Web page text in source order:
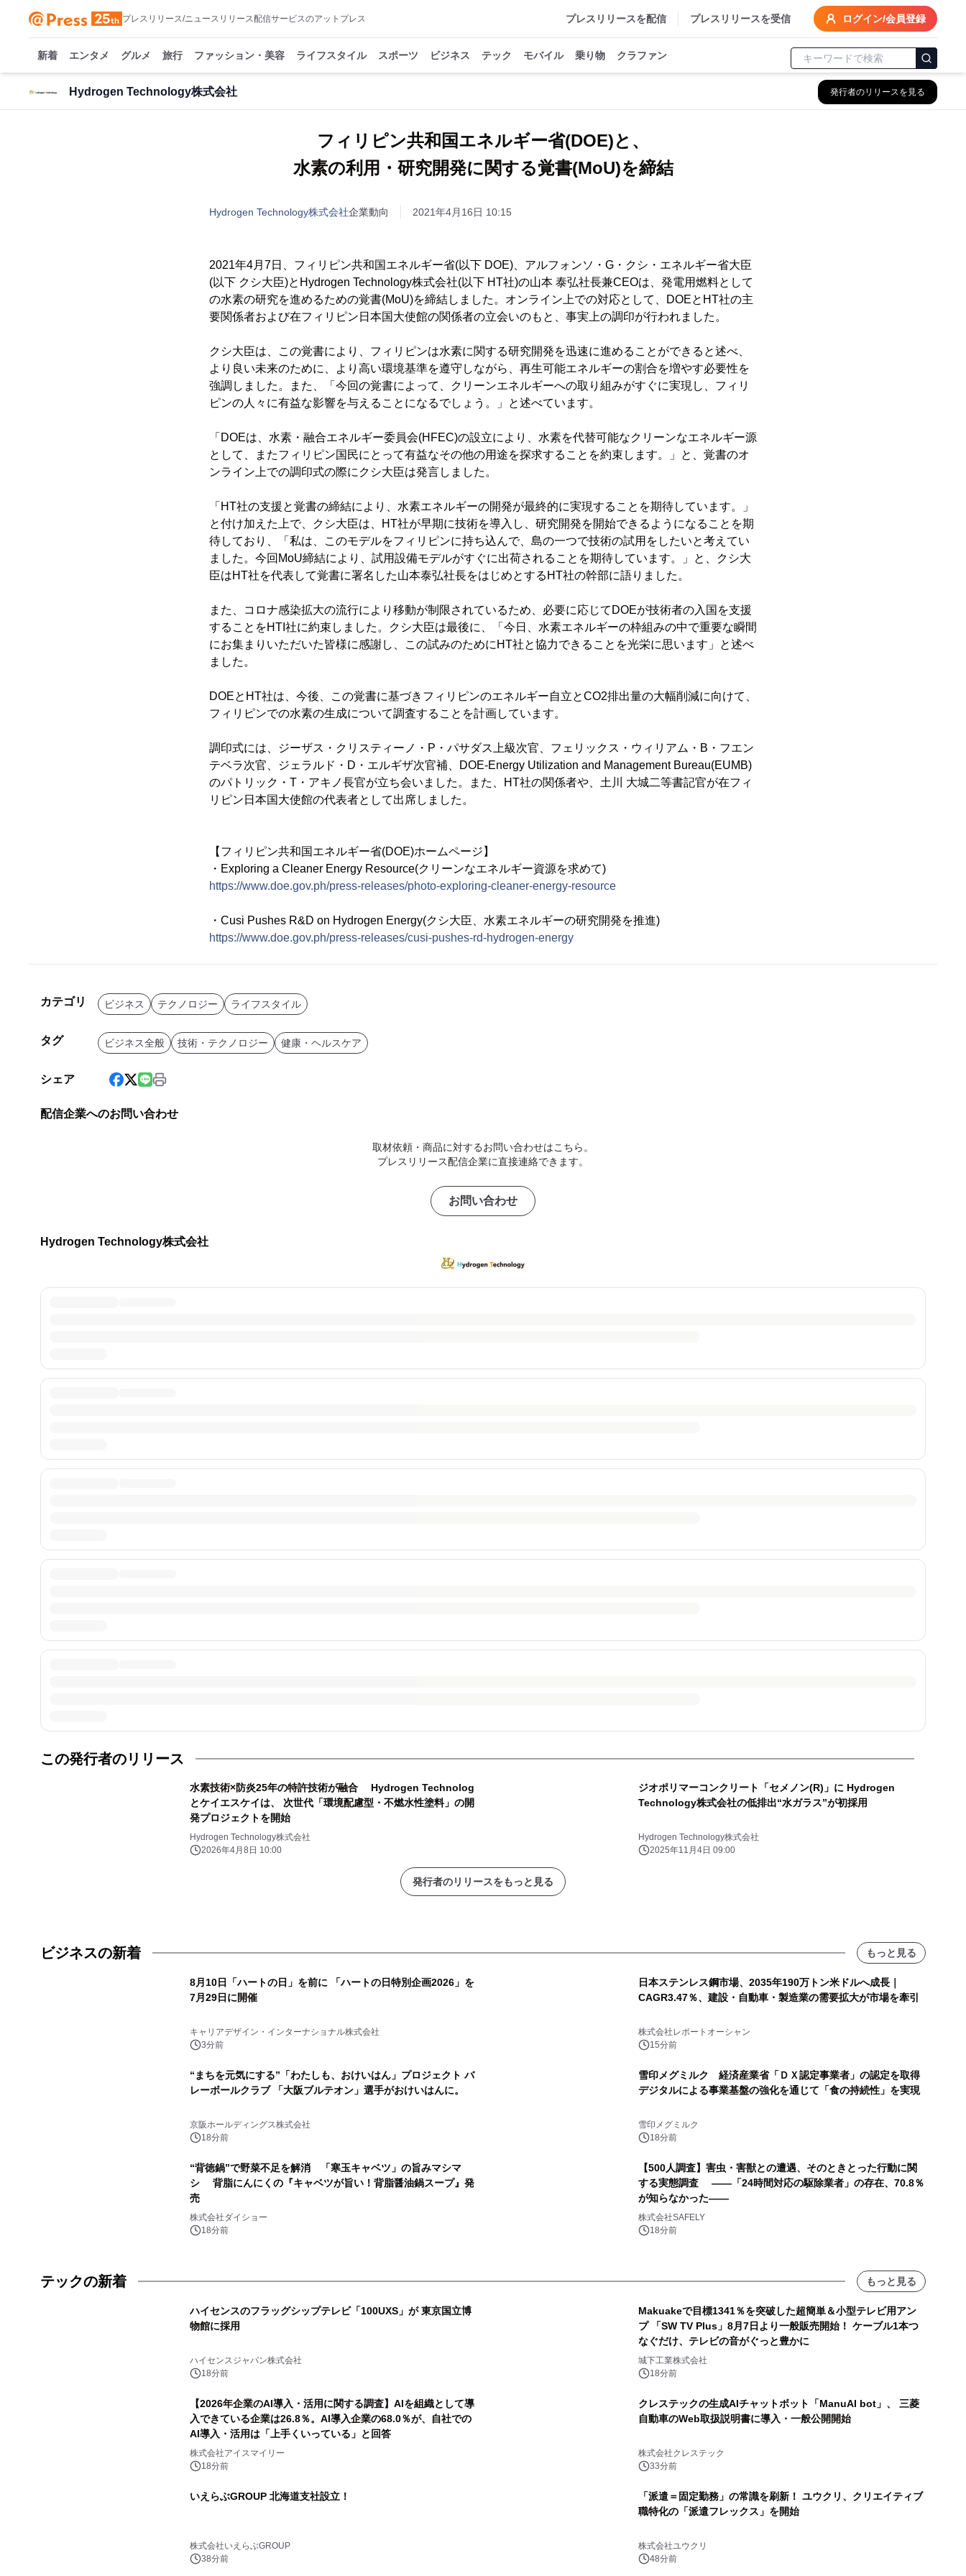
プレスリリース/ニュースリリース配信サービスのアットプレス プレスリリースを配信 プレスリリースを受信 ログイン/会員登録
新着 エンタメ グルメ 旅行 ファッション・美容 ライフスタイル スポーツ ビジネス テック モバイル 乗り物 クラファン
Hydrogen Technology株式会社 発行者のリリースを見る
フィリピン共和国エネルギー省(DOE)と、
水素の利用・研究開発に関する覚書(MoU)を締結
Hydrogen Technology株式会社企業動向 2021年4月16日 10:15
2021年4月7日、フィリピン共和国エネルギー省(以下 DOE)、アルフォンソ・G・クシ・エネルギー省大臣
(以下 クシ大臣)とHydrogen Technology株式会社(以下 HT社)の山本 泰弘社長兼CEOは、発電用燃料として
の水素の研究を進めるための覚書(MoU)を締結しました。オンライン上での対応として、DOEとHT社の主
要関係者および在フィリピン日本国大使館の関係者の立会いのもと、事実上の調印が行われました。
クシ大臣は、この覚書により、フィリピンは水素に関する研究開発を迅速に進めることができると述べ、
より良い未来のために、より高い環境基準を遵守しながら、再生可能エネルギーの割合を増やす必要性を
強調しました。また、「今回の覚書によって、クリーンエネルギーへの取り組みがすぐに実現し、フィリ
ピンの人々に有益な影響を与えることになるでしょう。」と述べています。
「DOEは、水素・融合エネルギー委員会(HFEC)の設立により、水素を代替可能なクリーンなエネルギー源
として、またフィリピン国民にとって有益なその他の用途を探求することを約束します。」と、覚書のオ
ンライン上での調印式の際にクシ大臣は発言しました。
「HT社の支援と覚書の締結により、水素エネルギーの開発が最終的に実現することを期待しています。」
と付け加えた上で、クシ大臣は、HT社が早期に技術を導入し、研究開発を開始できるようになることを期
待しており、「私は、このモデルをフィリピンに持ち込んで、島の一つで技術の試用をしたいと考えてい
ました。今回MoU締結により、試用設備モデルがすぐに出荷されることを期待しています。」と、クシ大
臣はHT社を代表して覚書に署名した山本泰弘社長をはじめとするHT社の幹部に語りました。
また、コロナ感染拡大の流行により移動が制限されているため、必要に応じてDOEが技術者の入国を支援
することをHTI社に約束しました。クシ大臣は最後に、「今日、水素エネルギーの枠組みの中で重要な瞬間
にお集まりいただいた皆様に感謝し、この試みのためにHT社と協力できることを光栄に思います」と述べ
ました。
DOEとHT社は、今後、この覚書に基づきフィリピンのエネルギー自立とCO2排出量の大幅削減に向けて、
フィリピンでの水素の生成について調査することを計画しています。
調印式には、ジーザス・クリスティーノ・P・パサダス上級次官、フェリックス・ウィリアム・B・フエン
テベラ次官、ジェラルド・D・エルギザ次官補、DOE-Energy Utilization and Management Bureau(EUMB)
のパトリック・T・アキノ長官が立ち会いました。また、HT社の関係者や、土川 大城二等書記官が在フィ
リピン日本国大使館の代表者として出席しました。
【フィリピン共和国エネルギー省(DOE)ホームページ】
・Exploring a Cleaner Energy Resource(クリーンなエネルギー資源を求めて)
https://www.doe.gov.ph/press-releases/photo-exploring-cleaner-energy-resource
・Cusi Pushes R&D on Hydrogen Energy(クシ大臣、水素エネルギーの研究開発を推進)
https://www.doe.gov.ph/press-releases/cusi-pushes-rd-hydrogen-energy
カテゴリ ビジネス テクノロジー ライフスタイル
タグ ビジネス全般 技術・テクノロジー 健康・ヘルスケア
シェア
配信企業へのお問い合わせ
取材依頼・商品に対するお問い合わせはこちら。
プレスリリース配信企業に直接連絡できます。
お問い合わせ
Hydrogen Technology株式会社
この発行者のリリース
水素技術×防炎25年の特許技術が融合 Hydrogen Technolog
とケイエスケイは、 次世代「環境配慮型・不燃水性塗料」の開
発プロジェクトを開始
Hydrogen Technology株式会社
2026年4月8日 10:00
ジオポリマーコンクリート「セメノン(R)」に Hydrogen
Technology株式会社の低排出“水ガラス”が初採用
Hydrogen Technology株式会社
2025年11月4日 09:00
発行者のリリースをもっと見る
ビジネスの新着 もっと見る
8月10日「ハートの日」を前に 「ハートの日特別企画2026」を
7月29日に開催
キャリアデザイン・インターナショナル株式会社
3分前
日本ステンレス鋼市場、2035年190万トン米ドルへ成長｜
CAGR3.47％、建設・自動車・製造業の需要拡大が市場を牽引
株式会社レポートオーシャン
15分前
“まちを元気にする”「わたしも、おけいはん」プロジェクト バ
レーボールクラブ 「大阪ブルテオン」選手がおけいはんに。
京阪ホールディングス株式会社
18分前
雪印メグミルク 経済産業省「ＤＸ認定事業者」の認定を取得
デジタルによる事業基盤の強化を通じて「食の持続性」を実現
雪印メグミルク
18分前
“背徳鍋”で野菜不足を解消 「寒玉キャベツ」の旨みマシマ
シ 背脂にんにくの『キャベツが旨い！背脂醤油鍋スープ』発
売
株式会社ダイショー
18分前
【500人調査】害虫・害獣との遭遇、そのときとった行動に関
する実態調査 ――「24時間対応の駆除業者」の存在、70.8％
が知らなかった――
株式会社SAFELY
18分前
テックの新着 もっと見る
ハイセンスのフラッグシップテレビ「100UXS」が 東京国立博
物館に採用
ハイセンスジャパン株式会社
18分前
Makuakeで目標1341％を突破した超簡単＆小型テレビ用アン
プ 「SW TV Plus」8月7日より一般販売開始！ ケーブル1本つ
なぐだけ、テレビの音がぐっと豊かに
城下工業株式会社
18分前
【2026年企業のAI導入・活用に関する調査】AIを組織として導
入できている企業は26.8％。AI導入企業の68.0％が、自社での
AI導入・活用は「上手くいっている」と回答
株式会社アイスマイリー
18分前
クレステックの生成AIチャットボット「ManuAI bot」、 三菱
自動車のWeb取扱説明書に導入・一般公開開始
株式会社クレステック
33分前
いえらぶGROUP 北海道支社設立！
株式会社いえらぶGROUP
38分前
「派遣＝固定勤務」の常識を刷新！ ユウクリ、クリエイティブ
職特化の「派遣フレックス」を開始
株式会社ユウクリ
48分前